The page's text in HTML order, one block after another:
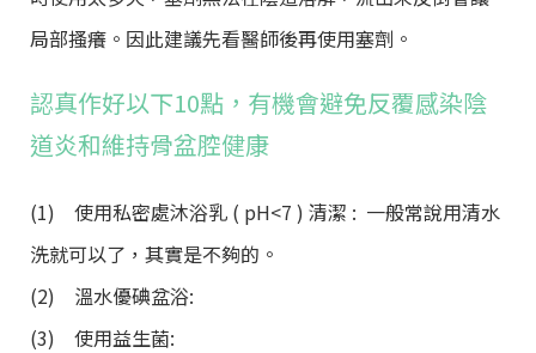
局部搔癢。因此建議先看醫師後再使用塞劑。
認真作好以下10點，有機會避免反覆感染陰
道炎和維持骨盆腔健康
(1) 使用私密處沐浴乳 ( pH<7 ) 清潔 : 一般常說用清水
洗就可以了，其實是不夠的。
(2) 溫水優碘盆浴:
(3) 使用益生菌: